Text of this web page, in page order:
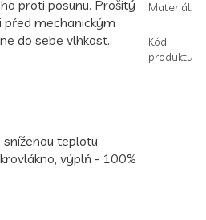
proti posunu. Prošitý
mechanickým
do sebe vlhkost.
sníženou teplotu
výplň - 100%
Materiál:
Kód
produktu